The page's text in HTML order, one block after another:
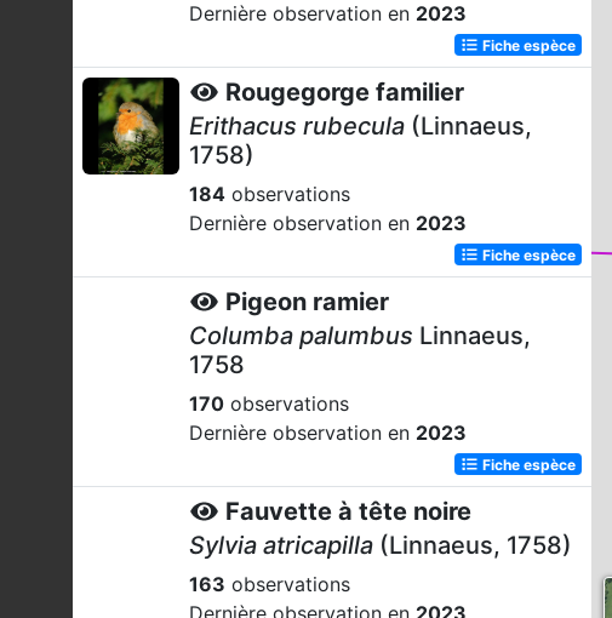
Dernière observation en 2023
Fiche espèce
Rougegorge familier
Erithacus rubecula (Linnaeus,
1758)
184 observations
Dernière observation en 2023
Fiche espèce
Pigeon ramier
Columba palumbus Linnaeus,
1758
170 observations
Dernière observation en 2023
Fiche espèce
Fauvette à tête noire
Sylvia atricapilla (Linnaeus, 1758)
163 observations
Dernière observation en 2023